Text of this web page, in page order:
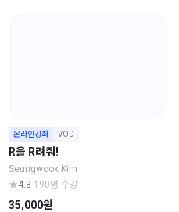
온라인강좌 VOD
R을 R려줘!
Seungwook Kim
★4.3·190명 수강
35,000원